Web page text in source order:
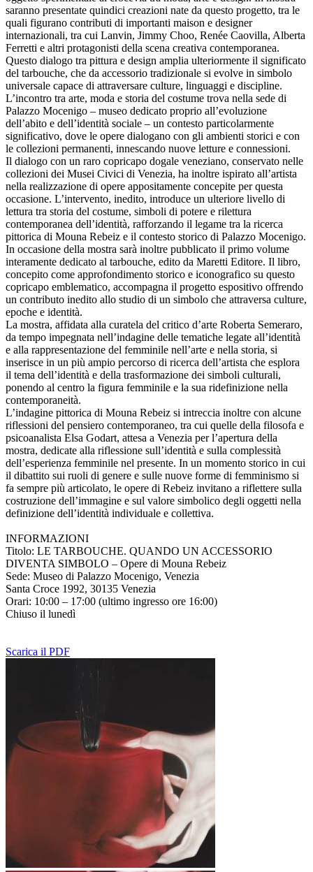
saranno presentate quindici creazioni nate da questo progetto, tra le
quali figurano contributi di importanti maison e designer
internazionali, tra cui Lanvin, Jimmy Choo, Renée Caovilla, Alberta
Ferretti e altri protagonisti della scena creativa contemporanea.
Questo dialogo tra pittura e design amplia ulteriormente il significato
del tarbouche, che da accessorio tradizionale si evolve in simbolo
universale capace di attraversare culture, linguaggi e discipline.
L’incontro tra arte, moda e storia del costume trova nella sede di
Palazzo Mocenigo – museo dedicato proprio all’evoluzione
dell’abito e dell’identità sociale – un contesto particolarmente
significativo, dove le opere dialogano con gli ambienti storici e con
le collezioni permanenti, innescando nuove letture e connessioni.
Il dialogo con un raro copricapo dogale veneziano, conservato nelle
collezioni dei Musei Civici di Venezia, ha inoltre ispirato all’artista
nella realizzazione di opere appositamente concepite per questa
occasione. L’intervento, inedito, introduce un ulteriore livello di
lettura tra storia del costume, simboli di potere e rilettura
contemporanea dell’identità, rafforzando il legame tra la ricerca
pittorica di Mouna Rebeiz e il contesto storico di Palazzo Mocenigo.
In occasione della mostra sarà inoltre pubblicato il primo volume
interamente dedicato al tarbouche, edito da Maretti Editore. Il libro,
concepito come approfondimento storico e iconografico su questo
copricapo emblematico, accompagna il progetto espositivo offrendo
un contributo inedito allo studio di un simbolo che attraversa culture,
epoche e identità.
La mostra, affidata alla curatela del critico d’arte Roberta Semeraro,
da tempo impegnata nell’indagine delle tematiche legate all’identità
e alla rappresentazione del femminile nell’arte e nella storia, si
inserisce in un più ampio percorso di ricerca dell’artista che esplora
il tema dell’identità e della trasformazione dei simboli culturali,
ponendo al centro la figura femminile e la sua ridefinizione nella
contemporaneità.
L’indagine pittorica di Mouna Rebeiz si intreccia inoltre con alcune
riflessioni del pensiero contemporaneo, tra cui quelle della filosofa e
psicoanalista Elsa Godart, attesa a Venezia per l’apertura della
mostra, dedicate alla riflessione sull’identità e sulla complessità
dell’esperienza femminile nel presente. In un momento storico in cui
il dibattito sui ruoli di genere e sulle nuove forme di femminismo si
fa sempre più articolato, le opere di Rebeiz invitano a riflettere sulla
costruzione dell’immagine e sul valore simbolico degli oggetti nella
definizione dell’identità individuale e collettiva.
INFORMAZIONI
Titolo: LE TARBOUCHE. QUANDO UN ACCESSORIO
DIVENTA SIMBOLO – Opere di Mouna Rebeiz
Sede: Museo di Palazzo Mocenigo, Venezia
Santa Croce 1992, 30135 Venezia
Orari: 10:00 – 17:00 (ultimo ingresso ore 16:00)
Chiuso il lunedì
Scarica il PDF